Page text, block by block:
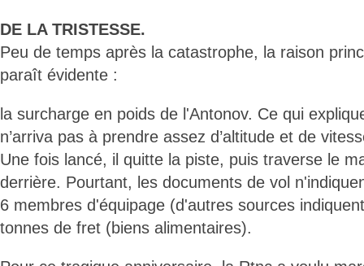
DE LA TRISTESSE.
Peu de temps après la catastrophe, la raison
paraît évidente :
la surcharge en poids de l'Antonov. Ce qui
n’arriva pas à prendre assez d’altitude et de
Une fois lancé, il quitte la piste, puis traverse le
derrière. Pourtant, les documents de vol
6 membres d'équipage (d'autres sources
tonnes de fret (biens alimentaires).